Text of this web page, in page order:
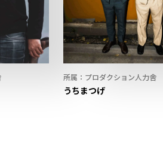
所属：プロダクション人力舎
うちまつげ